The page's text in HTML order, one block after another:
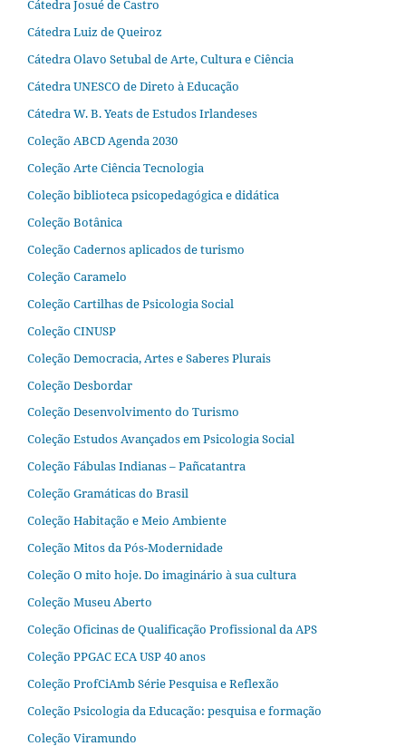
Cátedra Josué de Castro
Cátedra Luiz de Queiroz
Cátedra Olavo Setubal de Arte, Cultura e Ciência
Cátedra UNESCO de Direto à Educação
Cátedra W. B. Yeats de Estudos Irlandeses
Coleção ABCD Agenda 2030
Coleção Arte Ciência Tecnologia
Coleção biblioteca psicopedagógica e didática
Coleção Botânica
Coleção Cadernos aplicados de turismo
Coleção Caramelo
Coleção Cartilhas de Psicologia Social
Coleção CINUSP
Coleção Democracia, Artes e Saberes Plurais
Coleção Desbordar
Coleção Desenvolvimento do Turismo
Coleção Estudos Avançados em Psicologia Social
Coleção Fábulas Indianas – Pañcatantra
Coleção Gramáticas do Brasil
Coleção Habitação e Meio Ambiente
Coleção Mitos da Pós-Modernidade
Coleção O mito hoje. Do imaginário à sua cultura
Coleção Museu Aberto
Coleção Oficinas de Qualificação Profissional da APS
Coleção PPGAC ECA USP 40 anos
Coleção ProfCiAmb Série Pesquisa e Reflexão
Coleção Psicologia da Educação: pesquisa e formação
Coleção Viramundo